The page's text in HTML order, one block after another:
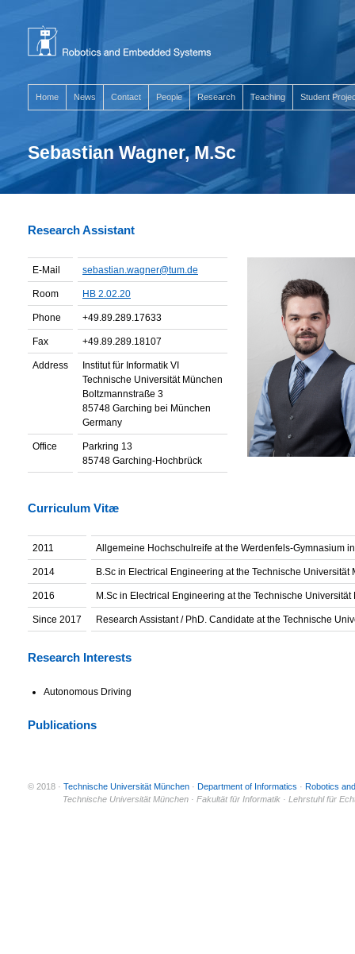
Home News Contact People Research Teaching Student
Sebastian Wagner, M.Sc
Research Assistant
E-Mail sebastian.wagner@tum.de
Room HB 2.02.20
Phone +49.89.289.17633
Fax +49.89.289.18107
Address
Institut für Informatik VI
Technische Universität München
Boltzmannstraße 3
85748 Garching bei München
Germany
Office
Parkring 13
85748 Garching-Hochbrück
Curriculum Vitæ
2011 Allgemeine Hochschulreife at the Werdenfels-Gymnasium
2014 B.Sc in Electrical Engineering at the Technische Universität
2016 M.Sc in Electrical Engineering at the Technische Universität
Since 2017 Research Assistant / PhD. Candidate at the Technische
Research Interests
Autonomous Driving
Publications
© 2018 · Technische Universität München · Department of Informatics · Robotics
Technische Universität München · Fakultät für Informatik · Lehrstuhl für